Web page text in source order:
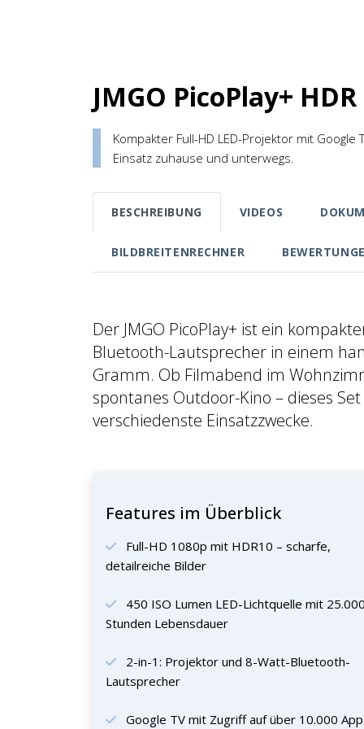
JMGO PicoPlay+
Kompakter Full-HD LED-Projektor mit
Einsatz zuhause und unterwegs.
BESCHREIBUNG VIDEOS
BILDBREITENRECHNER
Der JMGO PicoPlay+ ist ein
Bluetooth-Lautsprecher in einem
Gramm. Ob Filmabend im
spontanes Outdoor-Kino – dieses
verschiedenste Einsatzzwecke.
Features im Überblick
Full-HD 1080p mit HDR10 – scharfe,
detailreiche Bilder
450 ISO Lumen LED-Lichtquelle mit 25.000
Stunden Lebensdauer
2-in-1: Projektor und 8-Watt-Bluetooth-
Lautsprecher
Google TV mit Zugriff auf über 10.000